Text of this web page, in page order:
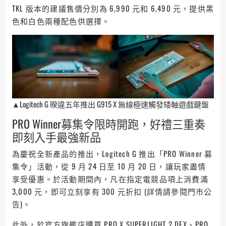
TKL 版本的建議售價分別為 6,990 元和 6,490 元，提供黑
色和白色兩種配色供選擇。
▲Logitech G 暌違五年推出 G915 X 無線極速觸發矮軸遊戲鍵盤
PRO Winner募集令限時開跑，好禮三重奏
即刻入手最強新品
為慶祝全新產品的推出，Logitech G 推出「PRO Winner 募
集令」活動，從 9 月 24 日至 10 月 20 日，讓玩家盡情
享受優惠。於活動期間內，凡在指定電競品項上消費滿
3,000 元，即可立刻享有 300 元折扣 (詳情請參閱門市公
告)。